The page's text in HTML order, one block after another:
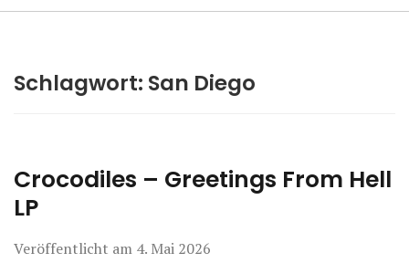
Schlagwort: San Diego
Crocodiles – Greetings From Hell
LP
Veröffentlicht am 4. Mai 2026